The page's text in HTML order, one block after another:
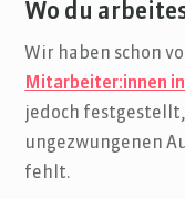
Wo du
Wir haben schon
Mitarbeiter:innen
jedoch
ungezwungenen
fehlt.